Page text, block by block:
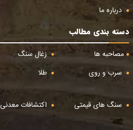
درباره ما
دسته بندی مطالب
مصاحبه ها
زغال سنگ
سرب و روی
طلا
سنگ های قیمتی
اکتشافات معدنی